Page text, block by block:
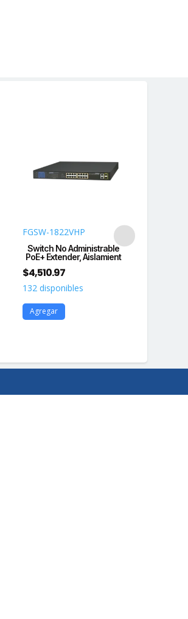
FGSW-1822VHP
Switch No Administrable
PoE+ Extender, Aislamient
$4,510.97
132 disponibles
Agregar